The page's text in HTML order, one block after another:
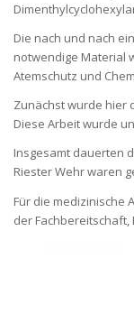
Die nach und nach
notwendige Material
Atemschutz und
Zunächst wurde hier
Diese Arbeit wurde
Insgesamt dauerten
Riester Wehr waren
Für die medizinische
der Fachbereitschaft,